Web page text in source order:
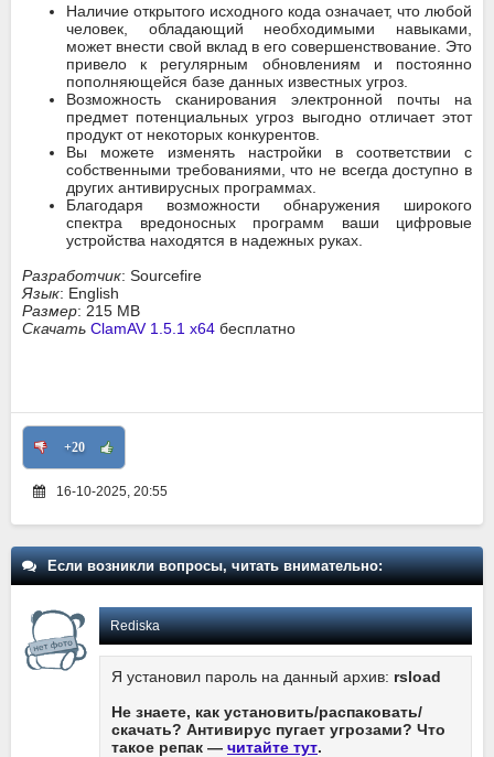
Наличие открытого исходного кода означает, что любой
человек, обладающий необходимыми навыками,
может внести свой вклад в его совершенствование. Это
привело к регулярным обновлениям и постоянно
пополняющейся базе данных известных угроз.
Возможность сканирования электронной почты на
предмет потенциальных угроз выгодно отличает этот
продукт от некоторых конкурентов.
Вы можете изменять настройки в соответствии с
собственными требованиями, что не всегда доступно в
других антивирусных программах.
Благодаря возможности обнаружения широкого
спектра вредоносных программ ваши цифровые
устройства находятся в надежных руках.
Разработчик: Sourcefire
Язык: English
Размер: 215 MB
Скачать ClamAV 1.5.1 x64 бесплатно
+20
16-10-2025, 20:55
Если возникли вопросы, читать внимательно:
Rediska
Я установил пароль на данный архив: rsload
Не знаете, как установить/распаковать/
скачать? Антивирус пугает угрозами? Что
такое репак — читайте тут.